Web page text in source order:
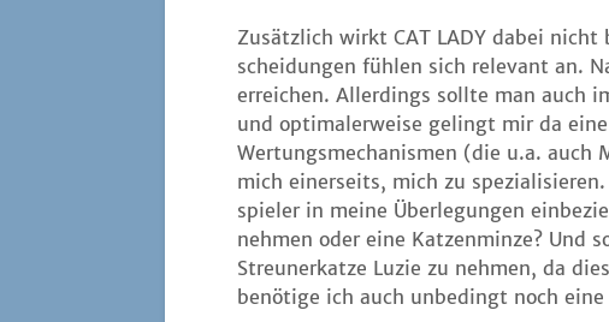
Zusätz­lich wirkt CAT LADY dabei
schei­dun­gen füh­len sich rele­vant an.
errei­chen. Aller­dings soll­te man auch
und opti­ma­ler­wei­se gelingt mir da
Wer­tungs­me­cha­nis­men (die u.a. auch
mich einer­seits, mich zu
spie­ler in mei­ne Über­le­gun­gen
neh­men oder eine Kat­zen­min­ze? Und
Streu­ner­kat­ze Luzie zu neh­men, da
benö­ti­ge ich auch unbe­dingt noch eine